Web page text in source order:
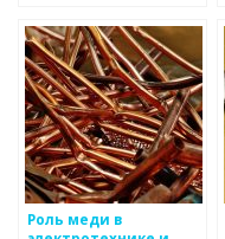
имплантации и
авиационном
производстве
Роль меди в